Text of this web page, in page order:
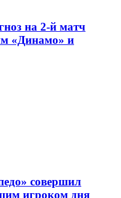
на 2-й матч
«Динамо» и
совершил
игроком дня